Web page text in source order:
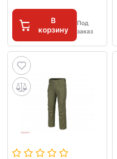
В
корзину
Под
заказ